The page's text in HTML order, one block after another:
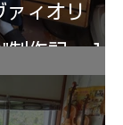
ィオリ
作記 １2